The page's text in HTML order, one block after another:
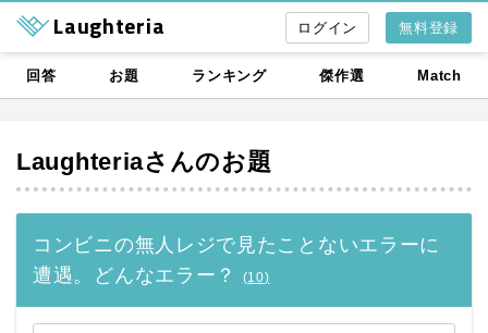
Laughteria 無料登録
回答 お題 ランキング 傑作選 Match
Laughteriaさんのお題
コンビニの無人レジで見たことないエラーに
遭遇。どんなエラー？
(10)